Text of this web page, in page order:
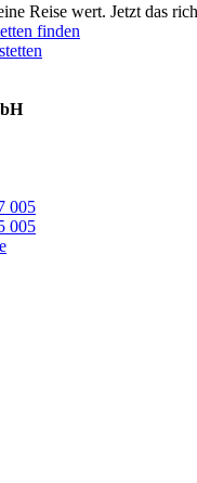
Reise wert. Jetzt das
finden
005
005